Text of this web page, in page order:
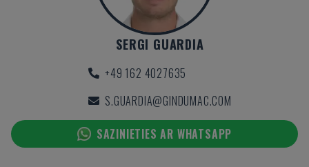
SERGI GUARDIA
+49 162 4027635
S.GUARDIA@GINDUMAC.COM
SAZINIETIES AR WHATSAPP